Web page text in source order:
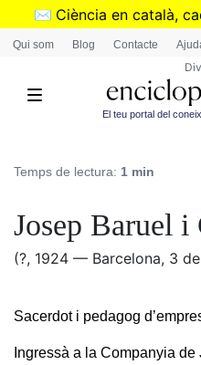
✉️ Ciència en català,
➜Subscriu-te al
Qui som Blog Contacte
El teu portal del
Temps de lectura: 1 min
Josep Baruel i
(?, 1924 — Barcelona, 3
Sacerdot i pedagog
Ingressà a la Companyia